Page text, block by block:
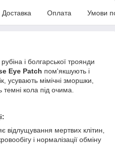
Доставка Оплата Умови
і болгарської троянди
Eye Patch пом'якшують і
усувають мімічні зморшки,
темні кола під очима.
відлущування мертвих клітин,
і нормалізації обміну